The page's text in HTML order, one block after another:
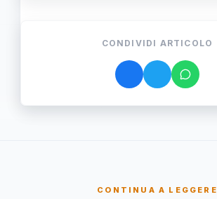
CONDIVIDI ARTICOLO
CONTINUA A LEGGERE